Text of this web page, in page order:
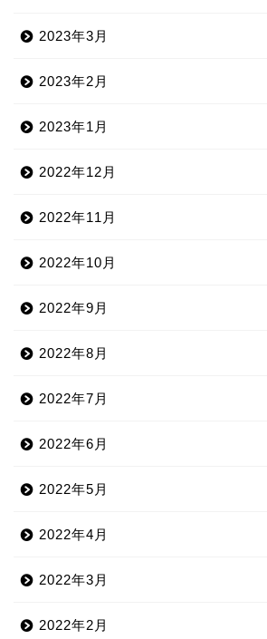
2023年3月
2023年2月
2023年1月
2022年12月
2022年11月
2022年10月
2022年9月
2022年8月
2022年7月
2022年6月
2022年5月
2022年4月
2022年3月
2022年2月